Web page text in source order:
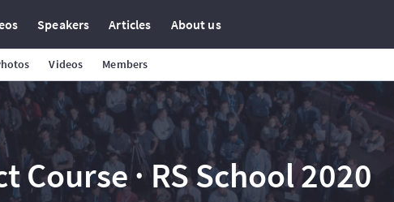
Speakers Articles About us
Videos Members
Course · RS School 2020